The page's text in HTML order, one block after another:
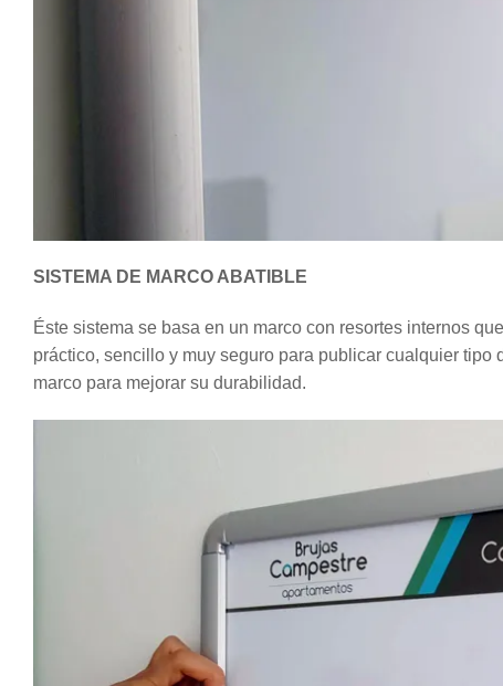
SISTEMA DE MARCO ABATIBLE
Éste sistema se basa en un marco con resortes internos
práctico, sencillo y muy seguro para publicar cualquier
marco para mejorar su durabilidad.